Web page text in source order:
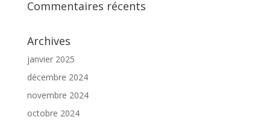
Commentaires récents
Archives
janvier 2025
décembre 2024
novembre 2024
octobre 2024